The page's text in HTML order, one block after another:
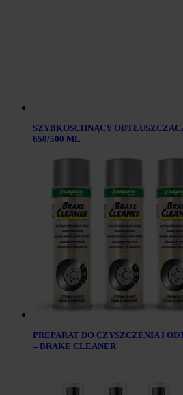
SZYBKOSCHNĄCY
650/500 ML
PREPARAT DO CZYSZCZENIA I
– BRAKE CLEANER